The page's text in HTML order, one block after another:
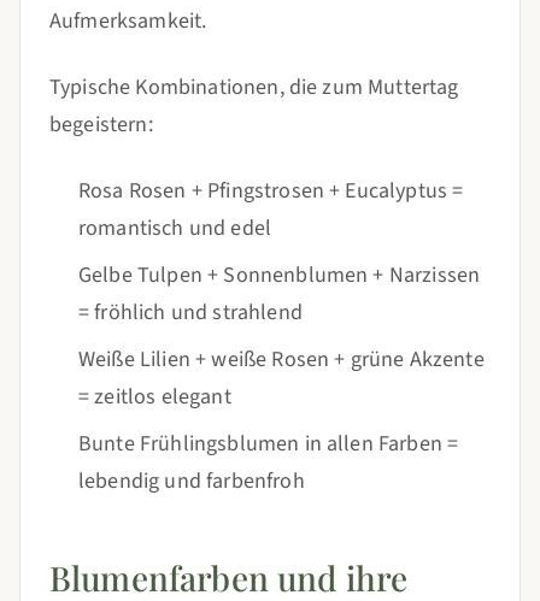
Aufmerksamkeit.
Typische Kombinationen, die zum Muttertag
begeistern:
Rosa Rosen + Pfingstrosen + Eucalyptus =
romantisch und edel
Gelbe Tulpen + Sonnenblumen + Narzissen
= fröhlich und strahlend
Weiße Lilien + weiße Rosen + grüne Akzente
= zeitlos elegant
Bunte Frühlingsblumen in allen Farben =
lebendig und farbenfroh
Blumenfarben und ihre